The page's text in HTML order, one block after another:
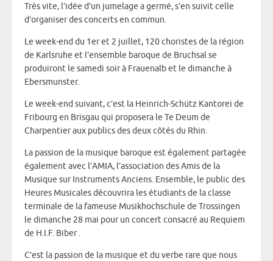
Très vite, l’idée d’un jumelage a germé, s’en suivit celle
d’organiser des concerts en commun.
Le week-end du 1er et 2 juillet, 120 choristes de la région
de Karlsruhe et l’ensemble baroque de Bruchsal se
produiront le samedi soir à Frauenalb et le dimanche à
Ebersmunster.
Le week-end suivant, c’est la Heinrich-Schütz Kantorei de
Fribourg en Brisgau qui proposera le Te Deum de
Charpentier aux publics des deux côtés du Rhin.
La passion de la musique baroque est également partagée
également avec l’AMIA, l’association des Amis de la
Musique sur Instruments Anciens. Ensemble, le public des
Heures Musicales découvrira les étudiants de la classe
terminale de la fameuse Musikhochschule de Trossingen
le dimanche 28 mai pour un concert consacré au Requiem
de H.I.F. Biber .
C’est la passion de la musique et du verbe rare que nous